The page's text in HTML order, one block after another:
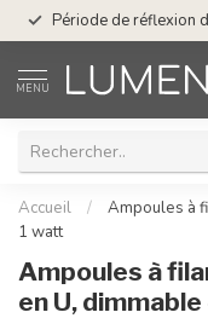
Période de réflexion
MENU
Accueil /
Ampoules à
1 watt
Ampoules à
en U,